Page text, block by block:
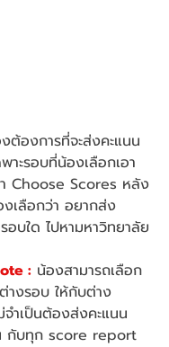
ต้องการที่จะส่งคะแนน
าะรอบที่น้องเลือกเอา
Choose Scores หลัง
เลือกว่า อยากส่ง
อบใด ไปหามหาวิทยาลัย
: น้องสามารถเลือก
างรอบ ให้กับต่าง
จำเป็นต้องส่งคะแนน
กับทุก score report